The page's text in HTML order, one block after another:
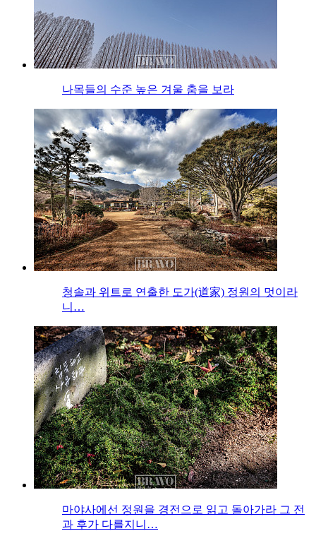
나목들의 수준 높은 겨울 춤을 보라
청솔과 위트로 연출한 도가(道家) 정원의 멋이라
니…
마야사에선 정원을 경전으로 읽고 돌아가라 그 전
과 후가 다를지니…